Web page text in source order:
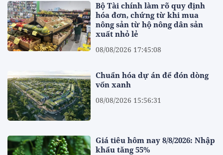
Bộ Tài chính làm rõ quy định
hóa đơn, chứng từ khi mua
nông sản từ hộ nông dân sản
xuất nhỏ lẻ
08/08/2026 17:45:08
Chuẩn hóa dự án để đón dòng
vốn xanh
08/08/2026 15:56:31
Giá tiêu hôm nay 8/8/2026: Nhập
khẩu tăng 55%